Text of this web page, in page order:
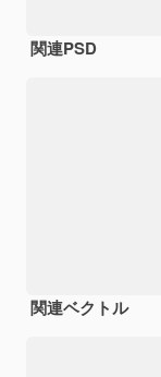
関連PSD
関連ベクトル